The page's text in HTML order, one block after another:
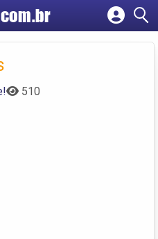
empresa
conta
510